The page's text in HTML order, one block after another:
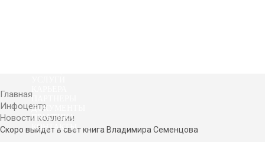
ПАРТНЕРЫ
ДОКУМЕНТЫ
ПРАКТИКА
КОНТАКТЫ
Главная
Инфоцентр
Новости коллегии
Скоро выйдет в свет книга Владимира Семенцова